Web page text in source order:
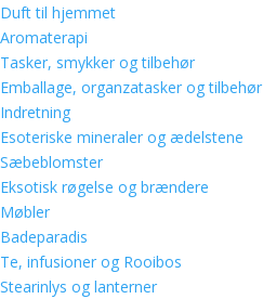
Duft til hjemmet
Aromaterapi
Tasker, smykker og tilbehør
Emballage, organzatasker og tilbehør
Indretning
Esoteriske mineraler og ædelstene
Sæbeblomster
Eksotisk røgelse og brændere
Møbler
Badeparadis
Te, infusioner og Rooibos
Stearinlys og lanterner